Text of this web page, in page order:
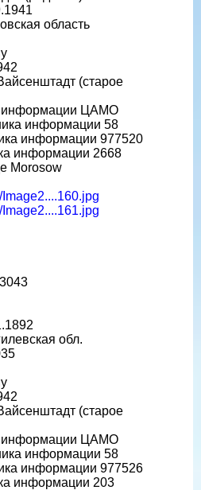
область
(старое
информации ЦАМО
информации 58
информации 977520
информации 2668
Morosow
обл.
(старое
информации ЦАМО
информации 58
информации 977526
информации 203